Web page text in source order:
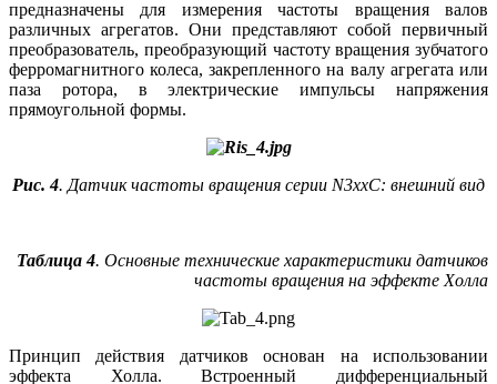
предназначены для измерения частоты вращения валов
различных агрегатов. Они представляют собой первичный
преобразователь, преобразующий частоту вращения зубчатого
ферромагнитного колеса, закрепленного на валу агрегата или
паза ротора, в электрические импульсы напряжения
прямоугольной формы.
Рис. 4. Датчик частоты вращения серии N3xxC: внешний вид
Таблица 4. Основные технические характеристики датчиков
частоты вращения на эффекте Холла
Принцип действия датчиков основан на использовании
эффекта Холла. Встроенный дифференциальный